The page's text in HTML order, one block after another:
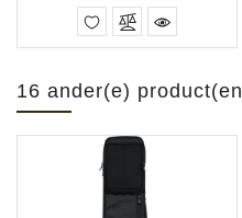
16 ander(e)